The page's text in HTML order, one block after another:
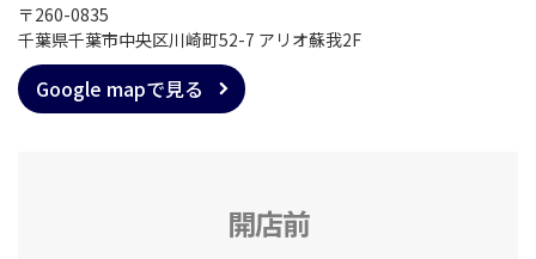
〒260-0835
千葉県千葉市中央区川崎町52-7 アリオ蘇我2F
Google mapで見る
開店前